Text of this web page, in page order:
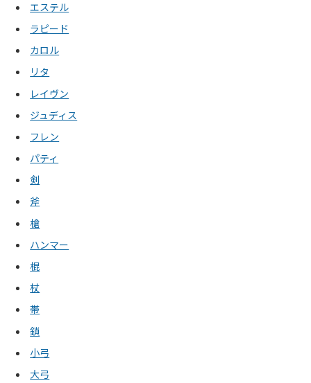
エステル
ラピード
カロル
リタ
レイヴン
ジュディス
フレン
パティ
剣
斧
槍
ハンマー
棍
杖
帯
鎖
小弓
大弓